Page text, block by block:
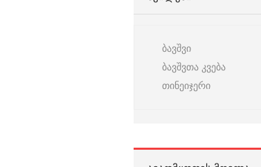
ბავშვი
ბავშვთა კვება
თინეიჯერი